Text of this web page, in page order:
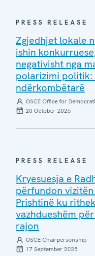
PRESS RELEASE
Zgjedhjet lokale
ishin
negativisht nga
polarizimi politik:
ndërkombëtarë
OSCE Office for
20 October 2025
PRESS RELEASE
Kryesuesja e
përfundon
Prishtinë ku
vazhdueshëm
rajon
OSCE Chairpersonship
17 September 2025